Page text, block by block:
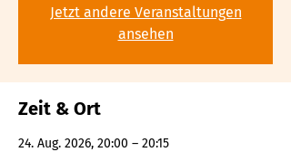
Jetzt andere Veranstaltungen
ansehen
Zeit & Ort
24. Aug. 2026, 20:00 – 20:15